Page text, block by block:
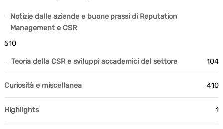
Notizie dalle aziende e buone prassi di Reputation
Management e CSR
510
Teoria della CSR e sviluppi accademici del settore 104
Curiosità e miscellanea 410
Highlights 1